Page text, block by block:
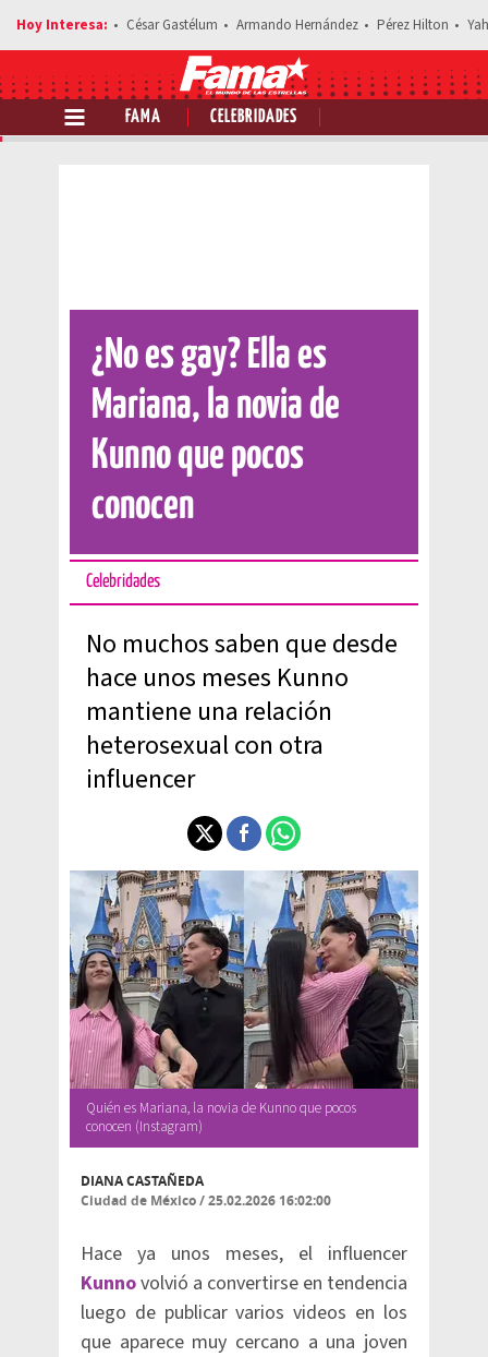
César Gastélum Armando Hernández Pérez Hilton
FAMA CELEBRIDADES
Comparte esta noticia
¿No es gay? Ella es
Mariana, la novia de
Kunno que pocos
conocen
Celebridades
No muchos saben que desde
hace unos meses Kunno
mantiene una relación
heterosexual con otra
influencer
Quién es Mariana, la novia de Kunno que pocos
conocen (Instagram)
DIANA CASTAÑEDA
Ciudad de México/25.02.2026 16:02:00
Hace ya unos meses, el influencer
Kunnovolvió a convertirse en tendencia
luego de publicar varios videos en los
que aparece muy cercano a una joven